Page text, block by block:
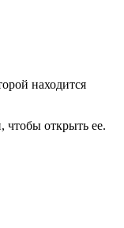
находится
чтобы открыть ее.